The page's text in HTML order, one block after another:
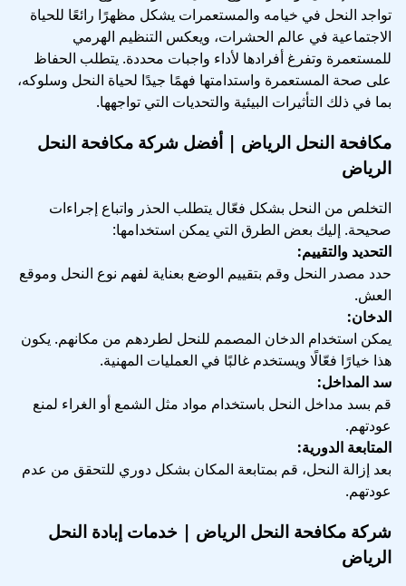
تواجد النحل في خيامه والمستعمرات يشكل مظهرًا رائعًا للحياة
الاجتماعية في عالم الحشرات، ويعكس التنظيم الهرمي
للمستعمرة وتفرغ أفرادها لأداء واجبات محددة. يتطلب الحفاظ
على صحة المستعمرة واستدامتها فهمًا جيدًا لحياة النحل وسلوكه،
بما في ذلك التأثيرات البيئية والتحديات التي تواجهها.
مكافحة النحل الرياض | أفضل شركة مكافحة النحل
الرياض
التخلص من النحل بشكل فعّال يتطلب الحذر واتباع إجراءات
صحيحة. إليك بعض الطرق التي يمكن استخدامها:
التحديد والتقييم:
حدد مصدر النحل وقم بتقييم الوضع بعناية لفهم نوع النحل وموقع
العش.
الدخان:
يمكن استخدام الدخان المصمم للنحل لطردهم من مكانهم. يكون
هذا خيارًا فعّالًا ويستخدم غالبًا في العمليات المهنية.
سد المداخل:
قم بسد مداخل النحل باستخدام مواد مثل الشمع أو الغراء لمنع
عودتهم.
المتابعة الدورية:
بعد إزالة النحل، قم بمتابعة المكان بشكل دوري للتحقق من عدم
عودتهم.
شركة مكافحة النحل الرياض | خدمات إبادة النحل
الرياض